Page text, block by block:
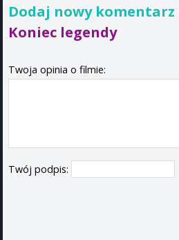
Dodaj nowy komentarz
Koniec legendy
Twoja opinia o filmie:
Twój podpis: